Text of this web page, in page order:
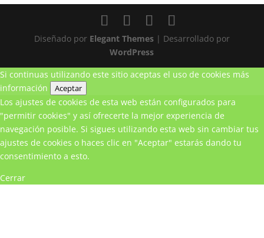
Diseñado por Elegant Themes| Desarrollado por
WordPress
Si continuas utilizando este sitio aceptas el uso de cookies más
información
Aceptar
Los ajustes de cookies de esta web están configurados para
"permitir cookies" y así ofrecerte la mejor experiencia de
navegación posible. Si sigues utilizando esta web sin cambiar tus
ajustes de cookies o haces clic en "Aceptar" estarás dando tu
consentimiento a esto.
Cerrar